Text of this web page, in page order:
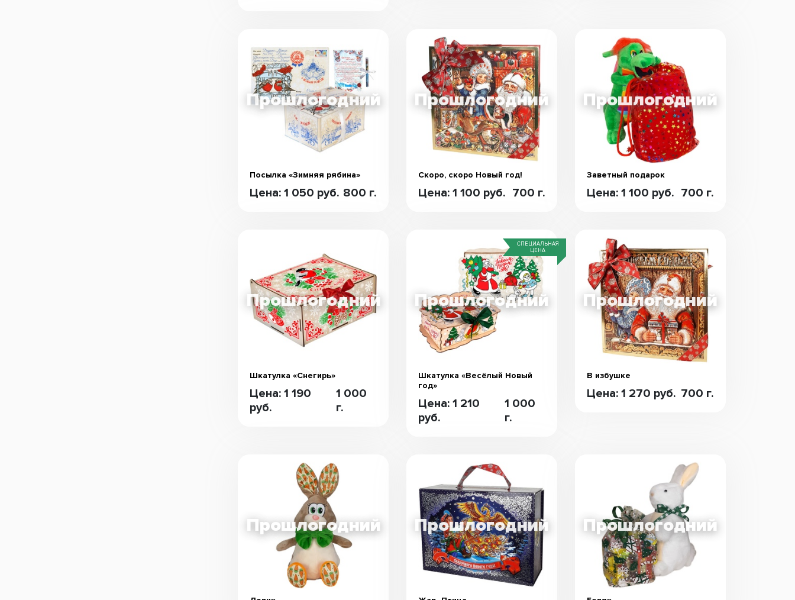
Посылка «Зимняя рябина»
Цена: 1 050 руб. 800 г.
Скоро, скоро Новый год!
Цена: 1 100 руб. 700 г.
Заветный подарок
Цена: 1 100 руб. 700 г.
Шкатулка «Снегирь»
Цена: 1 190
руб.
1 000
г.
СПЕЦИАЛЬНАЯ
ЦЕНА
Шкатулка «Весёлый Новый
год»
Цена: 1 210
руб.
1 000
г.
В избушке
Цена: 1 270 руб. 700 г.